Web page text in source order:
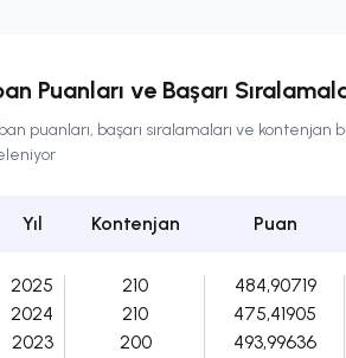
Puanları ve Başarı
puanları, başarı sıralamaları ve kontenjan
Yıl Kontenjan Puan
2025
2024
2023
210
210
200
484,90719
475,41905
493,99636